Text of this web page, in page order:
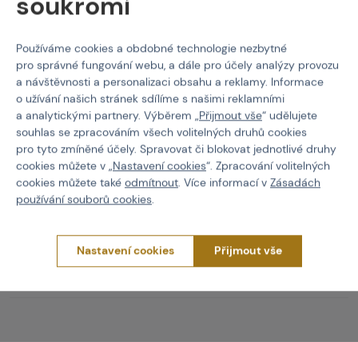
5% MTF (materiál umožňující ovládání dotykových dispejů)
2% Nylonová tkanina
Rukavice Armored Claw
Taktické Rukavice
Armored Claw Quick Release - Oliva
Vlastnosti
Kód produktu 507073
Používáme cookies a obdobné technologie nezbytné
pro správné fungování webu, a dále pro účely analýzy provozu
a návštěvnosti a personalizaci obsahu a reklamy. Informace
o užívání našich stránek sdílíme s našimi reklamními
a analytickými partnery. Výběrem „Přijmout vše“ udělujete
souhlas se zpracováním všech volitelných druhů cookies
pro tyto zmíněné účely. Spravovat či blokovat jednotlivé druhy
cookies můžete v „Nastavení cookies“. Zpracování volitelných
cookies můžete také odmítnout. Více informací v Zásadách
používání souborů cookies.
Nastavení cookies Přijmout vše